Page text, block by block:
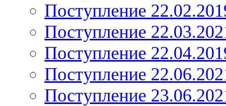
Поступление
Поступление
Поступление
Поступление
Поступление